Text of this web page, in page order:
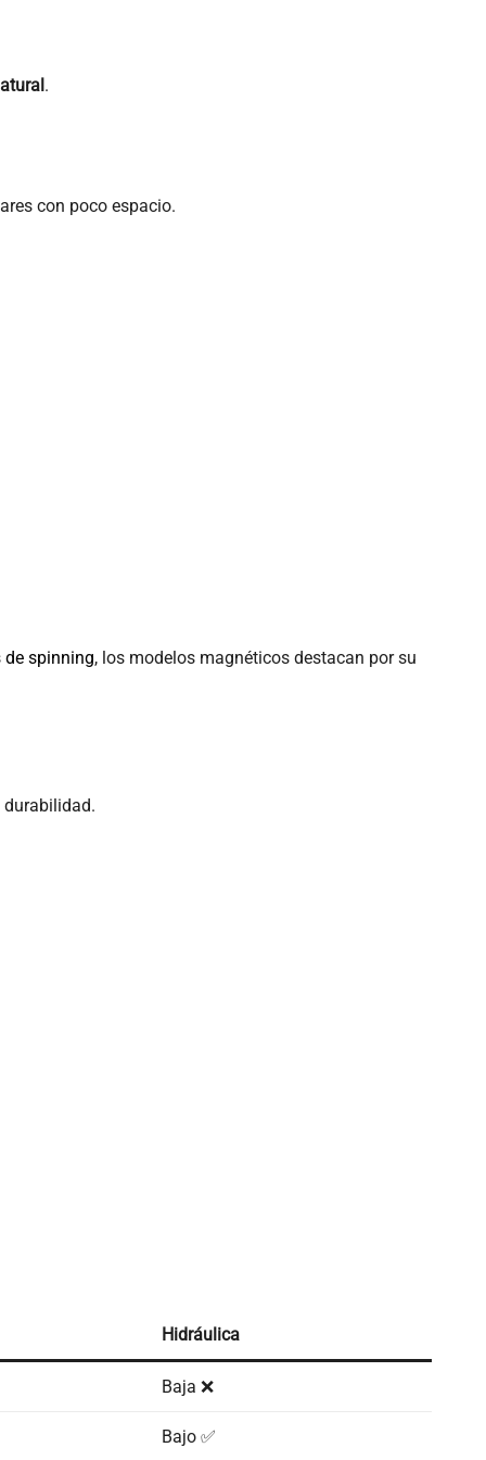
.
con poco espacio.
spinning, los modelos magnéticos destacan por su
durabilidad.
Hidráulica
Baja ❌
Bajo ✅